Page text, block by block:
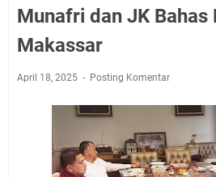
Munafri dan JK Bahas
Makassar
April 18, 2025 Posting Komentar